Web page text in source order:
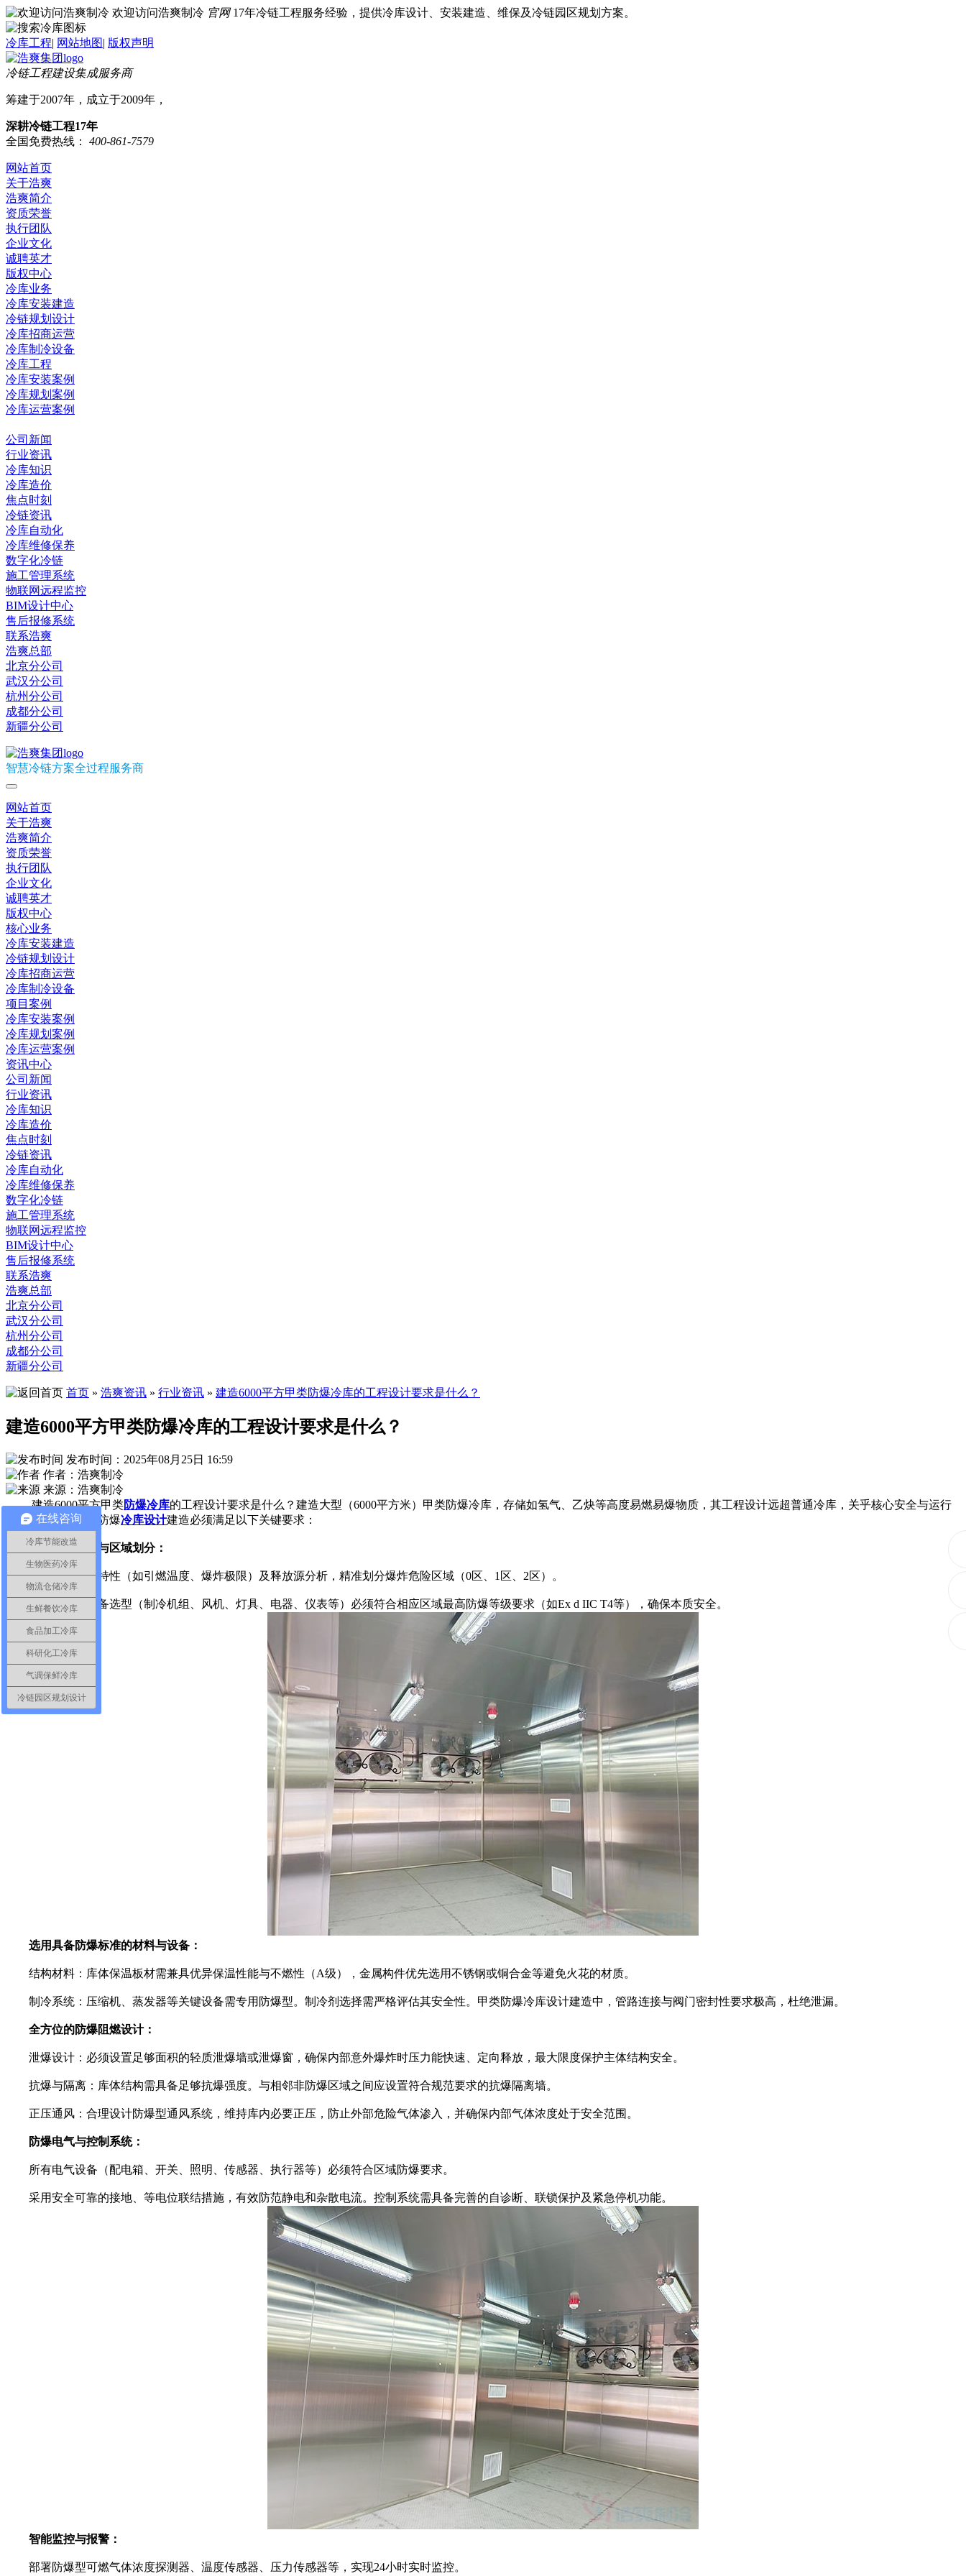
欢迎访问浩爽制冷 官网 17年冷链工程服务经验，提供冷库设计、安装建造、维保及冷链园区规划方案。
冷库工程| 网站地图| 版权声明
冷链工程建设集成服务商
筹建于2007年，成立于2009年，
深耕冷链工程17年
全国免费热线：
400-861-7579
网站首页
关于浩爽
浩爽简介
资质荣誉
执行团队
企业文化
诚聘英才
版权中心
冷库业务
冷库安装建造
冷链规划设计
冷库招商运营
冷库制冷设备
冷库工程
冷库安装案例
冷库规划案例
冷库运营案例
公司新闻
行业资讯
冷库知识
冷库造价
焦点时刻
冷链资讯
冷库自动化
冷库维修保养
数字化冷链
施工管理系统
物联网远程监控
BIM设计中心
售后报修系统
联系浩爽
浩爽总部
北京分公司
武汉分公司
杭州分公司
成都分公司
新疆分公司
智慧冷链方案全过程服务商
网站首页
关于浩爽
浩爽简介
资质荣誉
执行团队
企业文化
诚聘英才
版权中心
核心业务
冷库安装建造
冷链规划设计
冷库招商运营
冷库制冷设备
项目案例
冷库安装案例
冷库规划案例
冷库运营案例
资讯中心
公司新闻
行业资讯
冷库知识
冷库造价
焦点时刻
冷链资讯
冷库自动化
冷库维修保养
数字化冷链
施工管理系统
物联网远程监控
BIM设计中心
售后报修系统
联系浩爽
浩爽总部
北京分公司
武汉分公司
杭州分公司
成都分公司
新疆分公司
首页 » 浩爽资讯 » 行业资讯 » 建造6000平方甲类防爆冷库的工程设计要求是什么？
建造6000平方甲类防爆冷库的工程设计要求是什么？
发布时间：2025年08月25日 16:59
作者：浩爽制冷
来源：浩爽制冷
建造6000平方甲类防爆冷库的工程设计要求是什么？建造大型（6000平方米）甲类防爆冷库，存储如氢气、乙炔等高度易燃易爆物质，其工程设计远超普通冷库，关乎核心安全与运行
效能。严谨的甲类防爆冷库设计建造必须满足以下关键要求：
严格防爆等级与区域划分：
依据存储物质特性（如引燃温度、爆炸极限）及释放源分析，精准划分爆炸危险区域（0区、1区、2区）。
所有设计、设备选型（制冷机组、风机、灯具、电器、仪表等）必须符合相应区域最高防爆等级要求（如Ex d IIC T4等），确保本质安全。
选用具备防爆标准的材料与设备：
结构材料：库体保温板材需兼具优异保温性能与不燃性（A级），金属构件优先选用不锈钢或铜合金等避免火花的材质。
制冷系统：压缩机、蒸发器等关键设备需专用防爆型。制冷剂选择需严格评估其安全性。甲类防爆冷库设计建造中，管路连接与阀门密封性要求极高，杜绝泄漏。
全方位的防爆阻燃设计：
泄爆设计：必须设置足够面积的轻质泄爆墙或泄爆窗，确保内部意外爆炸时压力能快速、定向释放，最大限度保护主体结构安全。
抗爆与隔离：库体结构需具备足够抗爆强度。与相邻非防爆区域之间应设置符合规范要求的抗爆隔离墙。
正压通风：合理设计防爆型通风系统，维持库内必要正压，防止外部危险气体渗入，并确保内部气体浓度处于安全范围。
防爆电气与控制系统：
所有电气设备（配电箱、开关、照明、传感器、执行器等）必须符合区域防爆要求。
采用安全可靠的接地、等电位联结措施，有效防范静电和杂散电流。控制系统需具备完善的自诊断、联锁保护及紧急停机功能。
智能监控与报警：
部署防爆型可燃气体浓度探测器、温度传感器、压力传感器等，实现24小时实时监控。
在线咨询
冷库节能改造
生物医药冷库
物流仓储冷库
生鲜餐饮冷库
食品加工冷库
科研化工冷库
气调保鲜冷库
冷链园区规划设计